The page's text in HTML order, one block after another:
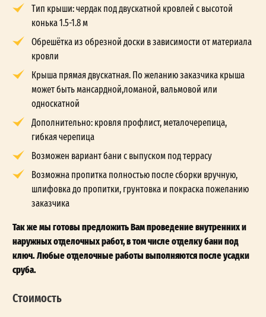
Тип крыши: чердак под двускатной кровлей с высотой
конька 1.5-1.8 м
Обрешётка из обрезной доски в зависимости от материала
кровли
Крыша прямая двускатная. По желанию заказчика крыша
может быть мансардной,ломаной, вальмовой или
односкатной
Дополнительно: кровля профлист, металочерепица,
гибкая черепица
Возможен вариант бани с выпуском под террасу
Возможна пропитка полностью после сборки вручную,
шлифовка до пропитки, грунтовка и покраска пожеланию
заказчика
Так же мы готовы предложить Вам проведение внутренних и
наружных отделочных работ, в том числе отделку бани под
ключ. Любые отделочные работы выполняются после усадки
сруба.
Стоимость